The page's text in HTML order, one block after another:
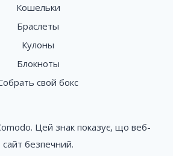
Кошельки
Браслеты
Кулоны
Блокноты
свой бокс
Цей знак показує, що веб-
сайт безпечний.